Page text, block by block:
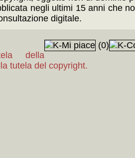
negli ultimi 15 anni che
digitale.
(0)
della
tutela del copyright.